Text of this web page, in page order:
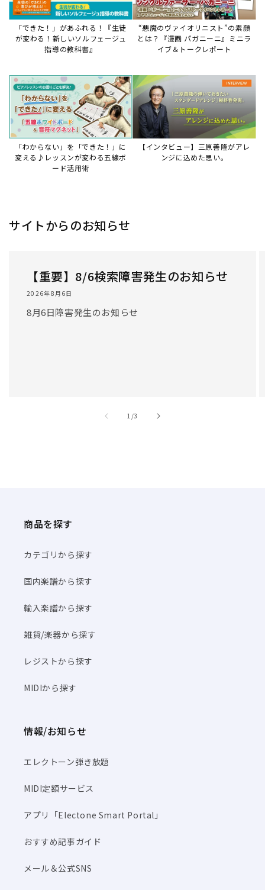
「できた！」があふれる！『生徒
が変わる！新しいソルフェージュ
指導の教科書』
“悪魔のヴァイオリニスト”の素顔
とは？『漫画 パガニーニ』ミニラ
イブ＆トークレポート
「わからない」を「できた！」に
変える♪レッスンが変わる五線ボ
ード活用術
【インタビュー】三原善隆がアレ
ンジに込めた思い。
サイトからのお知らせ
【重要】8/6検索障害発生のお知らせ
2026年8月6日
8月6日障害発生のお知らせ
1 //3
商品を探す
カテゴリから探す
国内楽譜から探す
輸入楽譜から探す
雑貨/楽器から探す
レジストから探す
MIDIから探す
情報/お知らせ
エレクトーン弾き放題
MIDI定額サービス
アプリ「Electone Smart Portal」
おすすめ記事ガイド
メール＆公式SNS